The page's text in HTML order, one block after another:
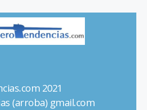
2021
(arroba) gmail.com